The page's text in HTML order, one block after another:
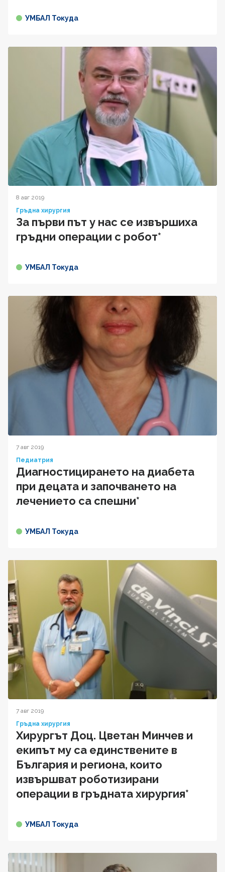
УМБАЛ Токуда
8 авг 2019
Гръдна хирургия
За първи път у нас се извършиха
гръдни операции с робот*
УМБАЛ Токуда
7 авг 2019
Педиатрия
Диагностицирането на диабета
при децата и започването на
лечението са спешни*
УМБАЛ Токуда
7 авг 2019
Гръдна хирургия
Хирургът Доц. Цветан Минчев и
екипът му са единствените в
България и региона, които
извършват роботизирани
операции в гръдната хирургия*
УМБАЛ Токуда